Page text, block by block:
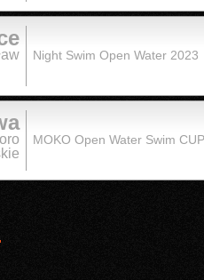
Night Swim Open Water 2023
MOKO Open Water Swim CUP